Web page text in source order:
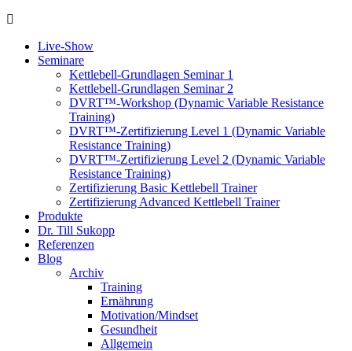
Live-Show
Seminare
Kettlebell-Grundlagen Seminar 1
Kettlebell-Grundlagen Seminar 2
DVRT™-Workshop (Dynamic Variable Resistance
Training)
DVRT™-Zertifizierung Level 1 (Dynamic Variable
Resistance Training)
DVRT™-Zertifizierung Level 2 (Dynamic Variable
Resistance Training)
Zertifizierung Basic Kettlebell Trainer
Zertifizierung Advanced Kettlebell Trainer
Produkte
Dr. Till Sukopp
Referenzen
Blog
Archiv
Training
Ernährung
Motivation/Mindset
Gesundheit
Allgemein